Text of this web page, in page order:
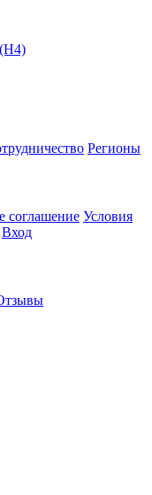
Регионы
соглашение Условия
Вход